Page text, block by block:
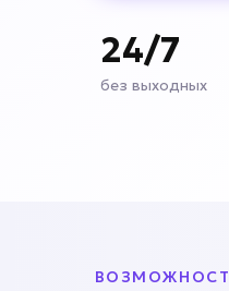
24/7
без выходных